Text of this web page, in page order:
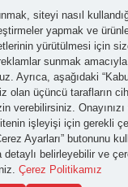
ve
için tarafımaticari
kabul
siteyi nasıl
yapmak ve
yürütülmesi için
sunmak
Ayrıca, aşağıdaki
olan üçüncü tarafların
verebilirsiniz. Onayınızı
işleyişi için gerekli
Ayarları” butonunu
belirleyebilir ve
Çerez Politikamız